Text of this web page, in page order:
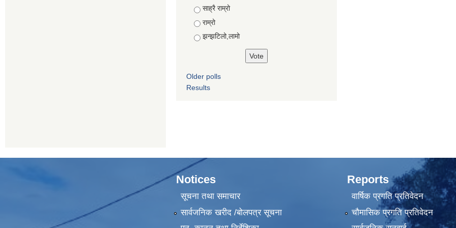
Choices
साह्रै राम्रो
राम्रो
झन्झटिलो,लामो
Older polls
Results
Notices
सूचना तथा समाचार
सार्वजनिक खरीद /बोलपत्र सूचना
Reports
वार्षिक प्रगति प्रतिवेदन
चौमासिक प्रगति प्रतिवेदन